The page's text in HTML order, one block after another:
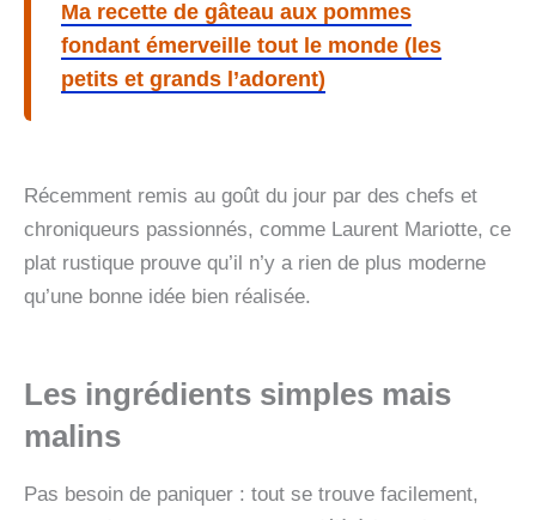
Ma recette de gâteau aux pommes
fondant émerveille tout le monde (les
petits et grands l’adorent)
Récemment remis au goût du jour par des chefs et
chroniqueurs passionnés, comme Laurent Mariotte, ce
plat rustique prouve qu’il n’y a rien de plus moderne
qu’une bonne idée bien réalisée.
Les ingrédients simples mais
malins
Pas besoin de paniquer : tout se trouve facilement,